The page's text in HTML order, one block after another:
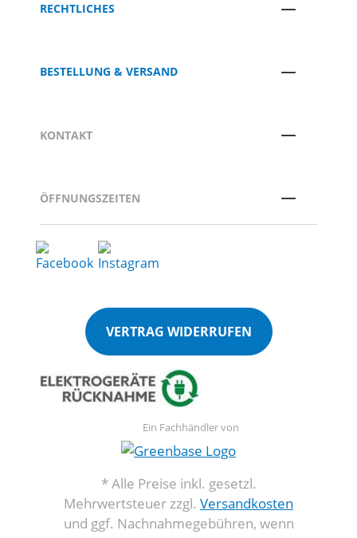
RECHTLICHES
BESTELLUNG & VERSAND
KONTAKT
ÖFFNUNGSZEITEN
VERTRAG WIDERRUFEN
Ein Fachhändler von
* Alle Preise inkl. gesetzl.
Mehrwertsteuer zzgl. Versandkosten
und ggf. Nachnahmegebühren, wenn